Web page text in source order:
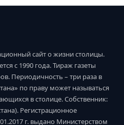
сайт о жизни столицы.
с 1990 года. Тираж газеты
Периодичность – три раза в
по праву может называться
в столице. Собственник:
Регистрационное
г. выдано Министерством